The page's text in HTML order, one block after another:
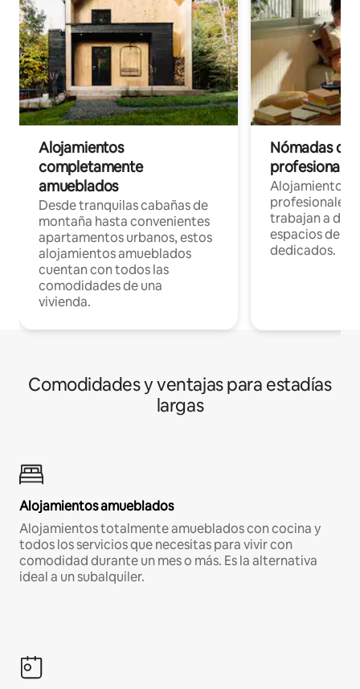
Alojamientos
completamente
amueblados
Desde tranquilas cabañas de
montaña hasta convenientes
apartamentos urbanos, estos
alojamientos amueblados
cuentan con todos las
comodidades de una
vivienda.
Nómadas
Alojamientos
profesionales
trabajan a
espacios de
dedicados.
Comodidades y ventajas para estadías
largas
Alojamientos amueblados
Alojamientos totalmente amueblados con cocina y
todos los servicios que necesitas para vivir con
comodidad durante un mes o más. Es la alternativa
ideal a un subalquiler.